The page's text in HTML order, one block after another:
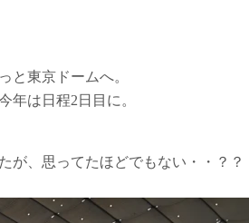
と東京ドームへ。
年は日程2日目に。
が、思ってたほどでもない・・？？